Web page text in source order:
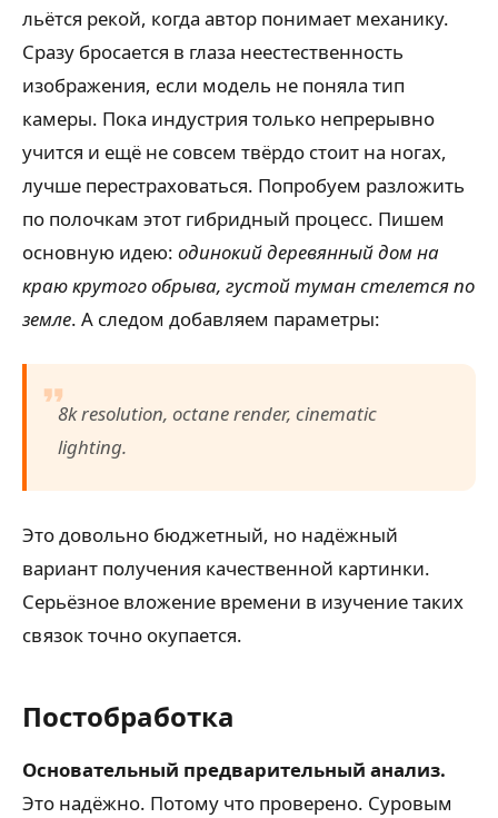
льётся рекой, когда автор понимает механику.
Сразу бросается в глаза неестественность
изображения, если модель не поняла тип
камеры. Пока индустрия только непрерывно
учится и ещё не совсем твёрдо стоит на ногах,
лучше перестраховаться. Попробуем разложить
по полочкам этот гибридный процесс. Пишем
основную идею: одинокий деревянный дом на
краю крутого обрыва, густой туман стелется по
земле. А следом добавляем параметры:
8k resolution, octane render, cinematic
lighting.
Это довольно бюджетный, но надёжный
вариант получения качественной картинки.
Серьёзное вложение времени в изучение таких
связок точно окупается.
Постобработка
Основательный предварительный анализ.
Это надёжно. Потому что проверено. Суровым